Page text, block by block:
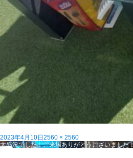
投
稿
2023年4月10日 フ
ル
2560 × 2560
投
大盛況でした！ご来場ありがとうございました！